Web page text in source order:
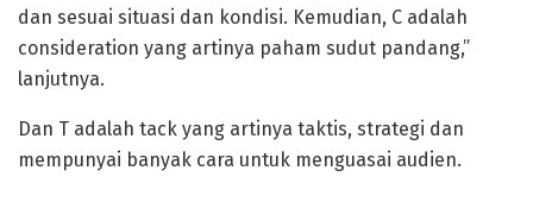
dan sesuai situasi dan kondisi. Kemudian, C adalah
consideration yang artinya paham sudut pandang,”
lanjutnya.
Dan T adalah tack yang artinya taktis, strategi dan
mempunyai banyak cara untuk menguasai audien.